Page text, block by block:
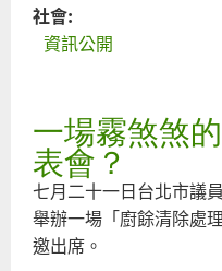
社會:
資訊公開
一場霧煞煞
表會？
七月二十一日台北市議
舉辦一場「廚餘清除處
邀出席。